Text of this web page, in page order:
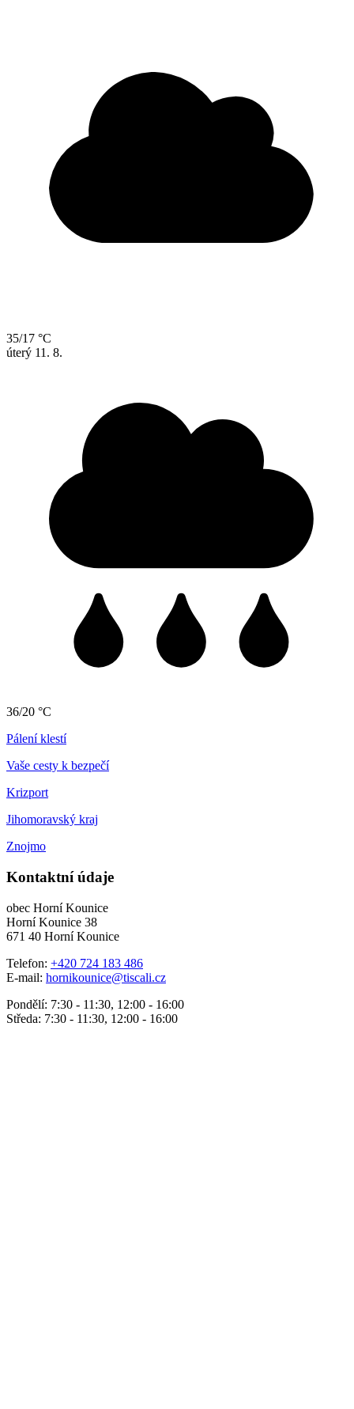
35/17 °C
úterý 11. 8.
36/20 °C
Pálení klestí
Vaše cesty k bezpečí
Krizport
Jihomoravský kraj
Znojmo
Kontaktní údaje
obec Horní Kounice
Horní Kounice 38
671 40 Horní Kounice
Telefon: +420 724 183 486
E-mail: hornikounice@tiscali.cz
Pondělí: 7:30 - 11:30, 12:00 - 16:00
Středa: 7:30 - 11:30, 12:00 - 16:00